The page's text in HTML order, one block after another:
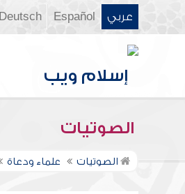
عربي Español
Deutsch
الصوتيات
الصوتيات علماء ودعاة